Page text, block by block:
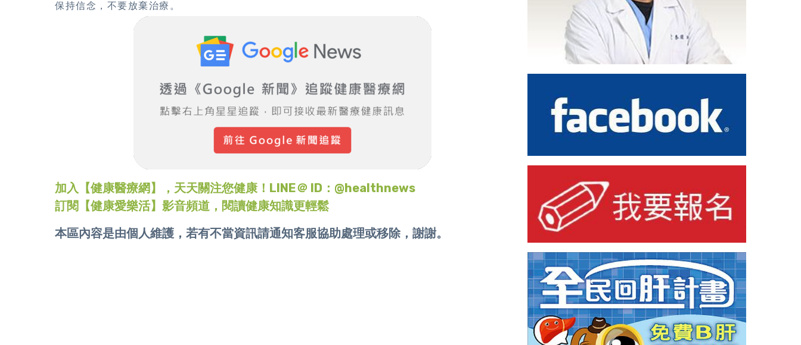
保持信念，不要放棄治療。
加入【健康醫療網】，天天關注您健康！LINE＠ ID：@healthnews
訂閱【健康愛樂活】影音頻道，閱讀健康知識更輕鬆
本區內容是由個人維護，若有不當資訊請通知客服協助處理或移除，謝謝。